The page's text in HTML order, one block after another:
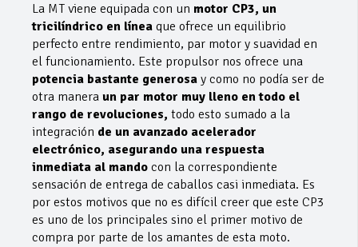
La MT viene equipada con un motor CP3, un
tricilíndrico en línea que ofrece un equilibrio
perfecto entre rendimiento, par motor y suavidad en
el funcionamiento. Este propulsor nos ofrece una
potencia bastante generosa y como no podía ser de
otra manera un par motor muy lleno en todo el
rango de revoluciones, todo esto sumado a la
integración de un avanzado acelerador
electrónico, asegurando una respuesta
inmediata al mando con la correspondiente
sensación de entrega de caballos casi inmediata. Es
por estos motivos que no es difícil creer que este CP3
es uno de los principales sino el primer motivo de
compra por parte de los amantes de esta moto.